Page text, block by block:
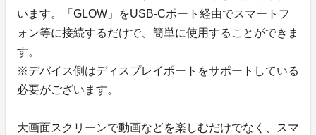
います。「GLOW」をUSB-Cポート経由でスマートフ
ォン等に接続するだけで、簡単に使用することができま
す。
※デバイス側はディスプレイポートをサポートしている
必要がございます。
大画面スクリーンで動画などを楽しむだけでなく、スマ